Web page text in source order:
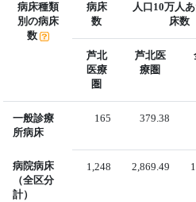
病床種類
別の病床
数
病床
数
人口10万人
床数
芦北
医療
圏
芦北医
療圏
一般診療
所病床
165 379.38
病院病床
（全区分
計）
1,248 2,869.49